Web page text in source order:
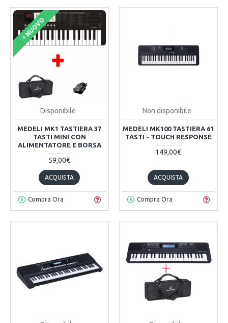
NUOVO
Disponibile
MEDELI MK1 TASTIERA 37
TASTI MINI CON
ALIMENTATORE E BORSA
59,00€
ACQUISTA
Compra Ora
Non disponibile
MEDELI MK100 TASTIERA 61
TASTI - TOUCH RESPONSE
149,00€
ACQUISTA
Compra Ora